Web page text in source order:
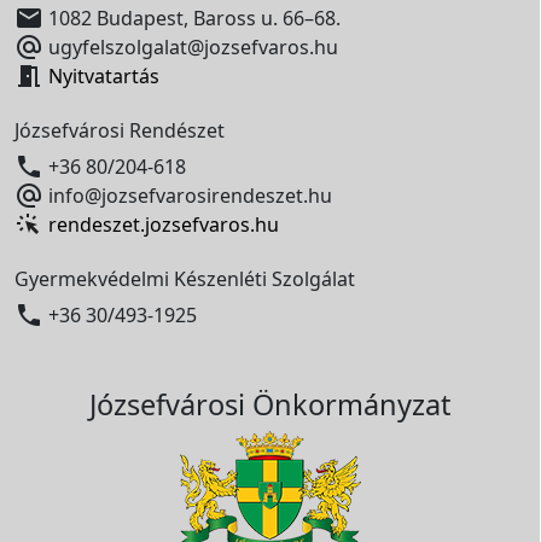
 1082 Budapest, Baross u. 66–68.
 ugyfelszolgalat@jozsefvaros.hu
 Nyitvatartás
Józsefvárosi Rendészet
 +36 80/204-618
 info@jozsefvarosirendeszet.hu
rendeszet.jozsefvaros.hu
Gyermekvédelmi Készenléti Szolgálat
 +36 30/493-1925
Józsefvárosi Önkormányzat